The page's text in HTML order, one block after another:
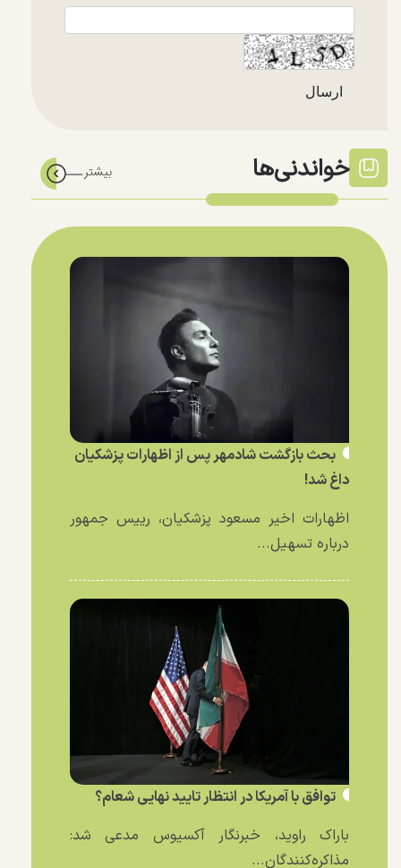
خواندنی‌ها
بحث بازگشت شادمهر پس از اظهارات پزشکیان
داغ شد!
اظهارات اخیر مسعود پزشکیان، رییس جمهور
درباره تسهیل...
توافق با آمریکا در انتظار تایید نهایی شعام؟
باراک راوید، خبرنگار آکسیوس مدعی شد:
مذاکره‌کنندگان...